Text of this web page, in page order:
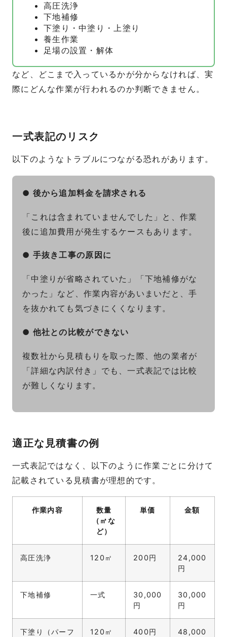
高圧洗浄
下地補修
下塗り・中塗り・上塗り
養生作業
足場の設置・解体
など、どこまで入っているかが分からなければ、実
際にどんな作業が行われるのか判断できません。
一式表記のリスク
以下のようなトラブルにつながる恐れがあります。
● 後から追加料金を請求される
「これは含まれていませんでした」と、作業
後に追加費用が発生するケースもあります。
● 手抜き工事の原因に
「中塗りが省略されていた」「下地補修がな
かった」など、作業内容があいまいだと、手
を抜かれても気づきにくくなります。
● 他社との比較ができない
複数社から見積もりを取った際、他の業者が
「詳細な内訳付き」でも、一式表記では比較
が難しくなります。
適正な見積書の例
一式表記ではなく、以下のように作業ごとに分けて
記載されている見積書が理想的です。
作業内容
数量
（㎡な
ど）
単価 金額
高圧洗浄 120㎡ 200円
24,000
円
下地補修 一式
30,000
円
30,000
円
下塗り（パーフ 120㎡ 400円 48,000